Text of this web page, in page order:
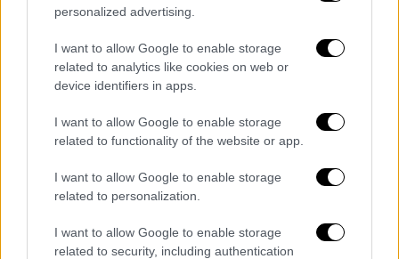
personalized advertising.
I want to allow Google to enable storage
related to analytics like cookies on web or
device identifiers in apps.
I want to allow Google to enable storage
related to functionality of the website or app.
I want to allow Google to enable storage
related to personalization.
I want to allow Google to enable storage
related to security, including authentication
Βιβλίο |08.09.2021 09:27
Athens Art Book Fair: Το φεστιβάλ
εκδόσεων τέχνης έρχεται στη Δημοτική
Αγορά Κυψέλης